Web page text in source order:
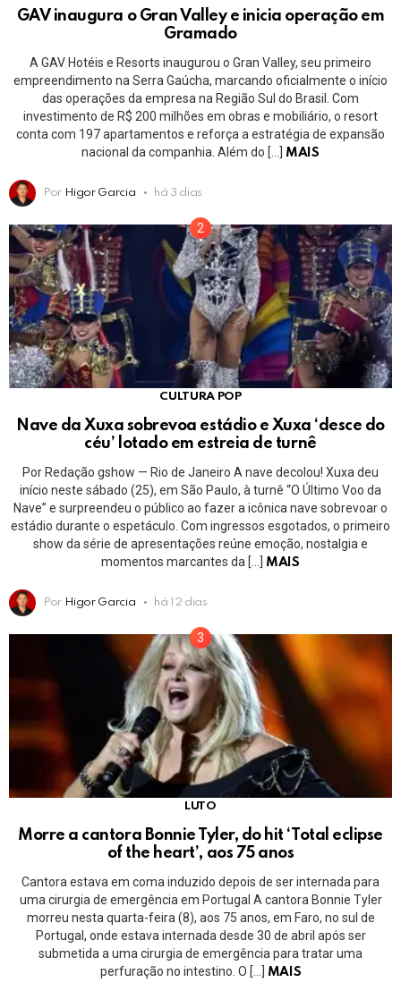
GAV inaugura o Gran Valley e inicia operação em
Gramado
A GAV Hotéis e Resorts inaugurou o Gran Valley, seu primeiro
empreendimento na Serra Gaúcha, marcando oficialmente o início
das operações da empresa na Região Sul do Brasil. Com
investimento de R$ 200 milhões em obras e mobiliário, o resort
conta com 197 apartamentos e reforça a estratégia de expansão
nacional da companhia. Além do […]
MAIS
Por Higor Garcia há 3 dias
CULTURA POP
Nave da Xuxa sobrevoa estádio e Xuxa ‘desce do
céu’ lotado em estreia de turnê
Por Redação gshow — Rio de Janeiro A nave decolou! Xuxa deu
início neste sábado (25), em São Paulo, à turnê “O Último Voo da
Nave” e surpreendeu o público ao fazer a icônica nave sobrevoar o
estádio durante o espetáculo. Com ingressos esgotados, o primeiro
show da série de apresentações reúne emoção, nostalgia e
momentos marcantes da […]
MAIS
Por Higor Garcia há 12 dias
LUTO
Morre a cantora Bonnie Tyler, do hit ‘Total eclipse
of the heart’, aos 75 anos
Cantora estava em coma induzido depois de ser internada para
uma cirurgia de emergência em Portugal A cantora Bonnie Tyler
morreu nesta quarta-feira (8), aos 75 anos, em Faro, no sul de
Portugal, onde estava internada desde 30 de abril após ser
submetida a uma cirurgia de emergência para tratar uma
perfuração no intestino. O […]
MAIS